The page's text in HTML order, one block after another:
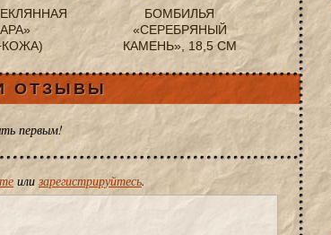
БОМБИЛЬЯ
«СЕРЕБРЯНЫЙ
КАМЕНЬ», 18,5 СМ
ОТЗЫВЫ
первым!
или зарегистрируйтесь.